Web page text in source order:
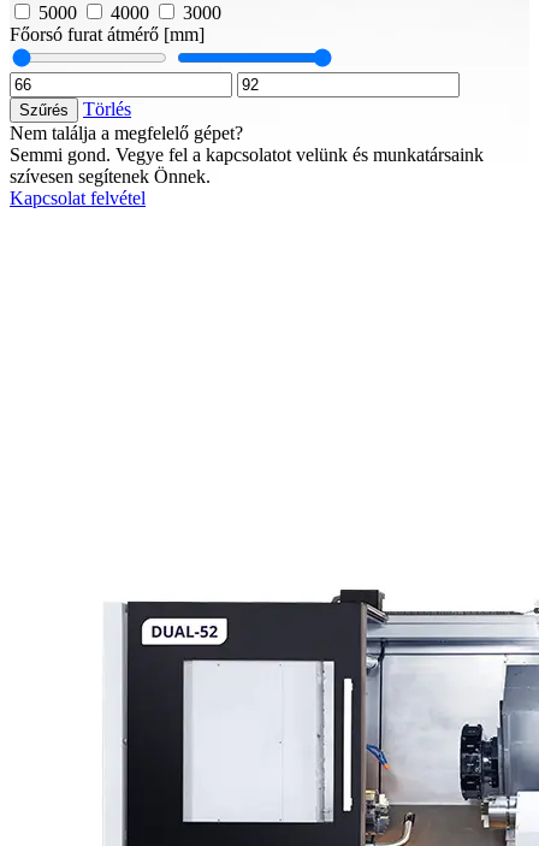
5000
4000
3000
Főorsó furat átmérő [mm]
Szűrés
Törlés
Nem találja a megfelelő gépet?
Semmi gond. Vegye fel a kapcsolatot velünk és munkatársaink
szívesen segítenek Önnek.
Kapcsolat felvétel